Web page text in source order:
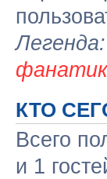
КТО
Всего
и 1